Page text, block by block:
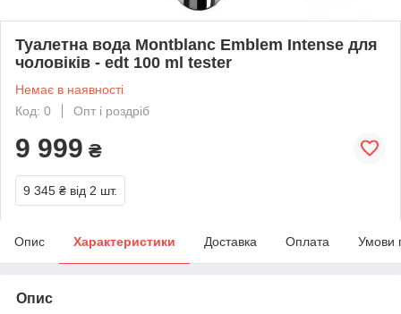
Туалетна вода Montblanc Emblem Intense для
чоловіків - edt 100 ml tester
Немає в наявності
Код: 0
Опт і роздріб
9 999 ₴
9 345 ₴ від 2 шт.
Опис Характеристики Доставка Оплата Умови
Опис